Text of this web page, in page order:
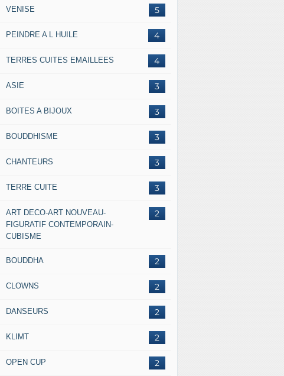
5
VENISE
4
PEINDRE A L HUILE
4
TERRES CUITES EMAILLEES
3
ASIE
3
BOITES A BIJOUX
3
BOUDDHISME
3
CHANTEURS
3
TERRE CUITE
2
ART DECO-ART NOUVEAU-
FIGURATIF CONTEMPORAIN-
CUBISME
2
BOUDDHA
2
CLOWNS
2
DANSEURS
2
KLIMT
2
OPEN CUP